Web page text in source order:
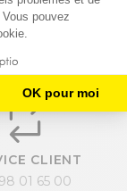
CLIENT
01 65 00